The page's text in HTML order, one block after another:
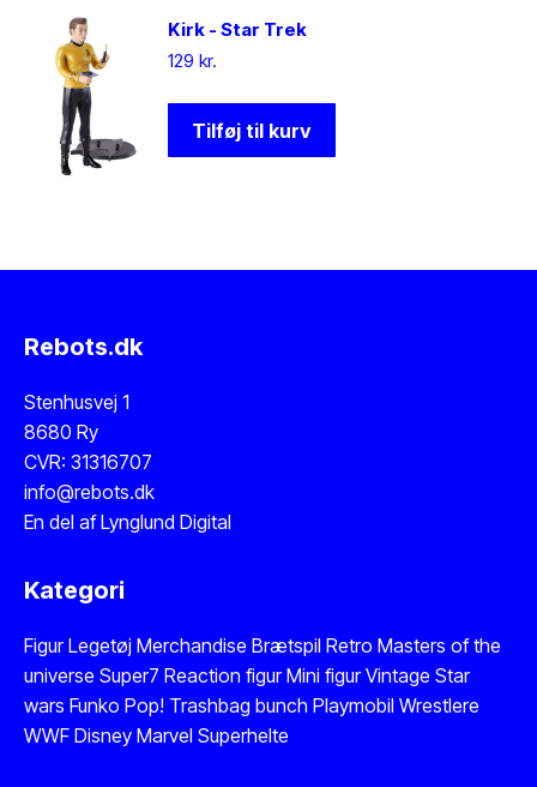
Kirk - Star Trek
129 kr.
Tilføj til kurv
Rebots.dk
Stenhusvej 1
8680 Ry
CVR: 31316707
info@rebots.dk
En del afLynglund Digital
Kategori
Figur Legetøj Merchandise Brætspil Retro Masters of the
universe Super7 Reaction figur Mini figurVintage Star
wars Funko Pop! Trashbag bunch Playmobil Wrestlere
WWF Disney Marvel Superhelte